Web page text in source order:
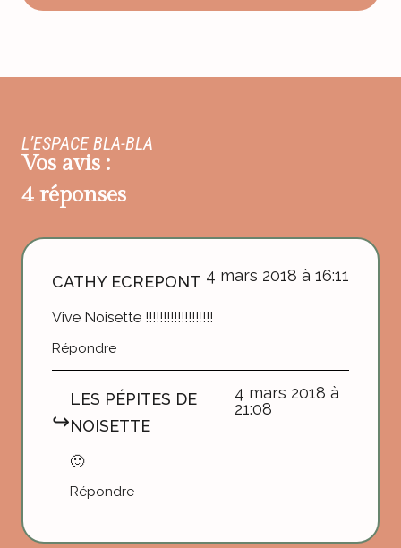
L’ESPACE BLA-BLA
Vos avis :
4 réponses
CATHY ECREPONT 4 mars 2018 à 16:11
Vive Noisette !!!!!!!!!!!!!!!!!!!
Répondre
LES PÉPITES DE
NOISETTE
4 mars 2018 à
21:08
🙂
Répondre